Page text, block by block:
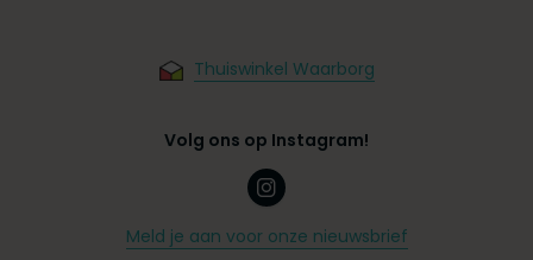
Thuiswinkel Waarborg
Volg ons op Instagram!
Meld je aan voor onze nieuwsbrief